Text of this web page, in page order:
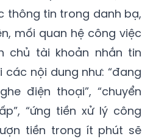
thông tin trong danh bạ,
mối quan hệ công việc
chủ tài khoản nhắn tin
các nội dung như: “đang
điện thoại”, “chuyển
“ứng tiền xử lý công
tiền trong ít phút sẽ